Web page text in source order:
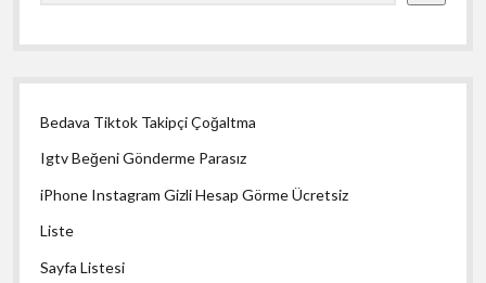
Bedava Tiktok Takipçi Çoğaltma
Igtv Beğeni Gönderme Parasız
iPhone Instagram Gizli Hesap Görme Ücretsiz
Liste
Sayfa Listesi